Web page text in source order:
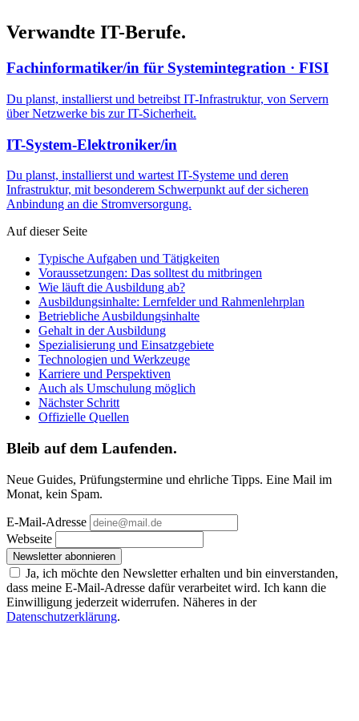
Verwandte IT-Berufe.
Fachinformatiker/in für Systemintegration · FISI
Du planst, installierst und betreibst IT-Infrastruktur, von Servern
über Netzwerke bis zur IT-Sicherheit.
IT-System-Elektroniker/in
Du planst, installierst und wartest IT-Systeme und deren
Infrastruktur, mit besonderem Schwerpunkt auf der sicheren
Anbindung an die Stromversorgung.
Auf dieser Seite
Typische Aufgaben und Tätigkeiten
Voraussetzungen: Das solltest du mitbringen
Wie läuft die Ausbildung ab?
Ausbildungsinhalte: Lernfelder und Rahmenlehrplan
Betriebliche Ausbildungsinhalte
Gehalt in der Ausbildung
Spezialisierung und Einsatzgebiete
Technologien und Werkzeuge
Karriere und Perspektiven
Auch als Umschulung möglich
Nächster Schritt
Offizielle Quellen
Bleib auf dem Laufenden.
Neue Guides, Prüfungstermine und ehrliche Tipps. Eine Mail im
Monat, kein Spam.
E-Mail-Adresse
Webseite
Newsletter abonnieren
Ja, ich möchte den Newsletter erhalten und bin einverstanden,
dass meine E-Mail-Adresse dafür verarbeitet wird. Ich kann die
Einwilligung jederzeit widerrufen. Näheres in der
Datenschutzerklärung.